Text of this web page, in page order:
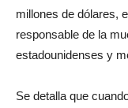
millones de dólares,
responsable de la
estadounidenses y
Se detalla que